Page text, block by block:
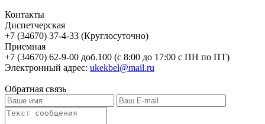
Контакты
Диспетчерская
+7 (34670) 37-4-33 (Круглосуточно)
Приемная
+7 (34670) 62-9-00 доб.100 (с 8:00 до 17:00 с ПН по ПТ)
Электронный адрес: ukekbel@mail.ru
Обратная связь